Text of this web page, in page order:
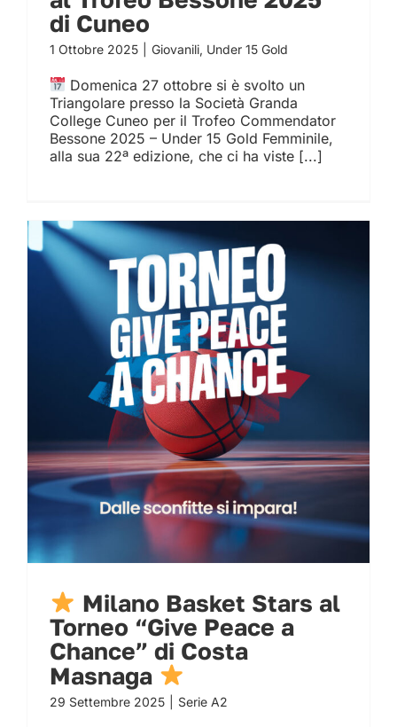
di Cuneo
1 Ottobre 2025 Giovanili, Under 15 Gold
Domenica 27 ottobre si è svolto un
Triangolare presso la Società Granda
College Cuneo per il Trofeo Commendator
Bessone 2025 – Under 15 Gold Femminile,
alla sua 22ª edizione, che ci ha viste [...]
Milano Basket Stars al
Torneo “Give Peace a
Chance” di Costa
Masnaga
Milano Basket Stars al
Torneo “Give Peace a
Chance” di Costa
Masnaga
29 Settembre 2025 Serie A2